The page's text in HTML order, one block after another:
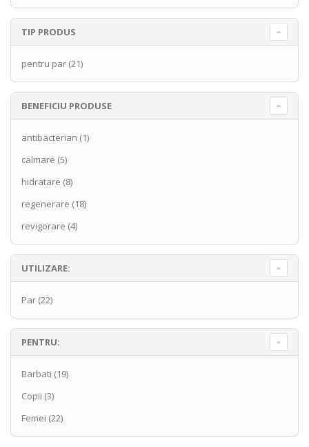
TIP PRODUS
pentru par (21)
BENEFICIU PRODUSE
antibacterian (1)
calmare (5)
hidratare (8)
regenerare (18)
revigorare (4)
UTILIZARE:
Par (22)
PENTRU:
Barbati (19)
Copii (3)
Femei (22)